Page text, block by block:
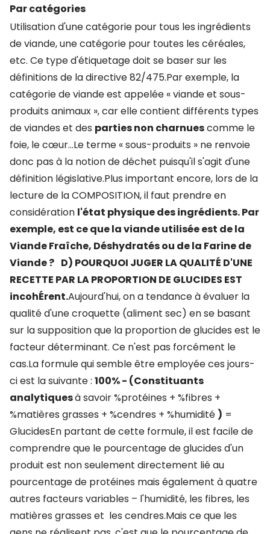
Par catégories
Utilisation d'une catégorie pour tous les ingrédients
de viande, une catégorie pour toutes les céréales,
etc. Ce type d'étiquetage doit se baser sur les
définitions de la directive 82/475.Par exemple, la
catégorie de viande est appelée « viande et sous-
produits animaux », car elle contient différents types
de viandes et des parties non charnuescomme le
foie, le cœur…Le terme « sous-produits » ne renvoie
donc pas à la notion de déchet puisqu'il s'agit d'une
définition législative.Plus important encore, lors de la
lecture de la COMPOSITION, il faut prendre en
considération l'état physique des ingrédients. Par
exemple, est ce que la viande utilisée est de la
Viande Fraîche, Déshydratés ou de la Farine de
Viande ? D) POURQUOI JUGER LA QUALITÉ D'UNE
RECETTE PAR LA PROPORTION DE GLUCIDES EST
incohÉrent.Aujourd'hui, on a tendance à évaluer la
qualité d'une croquette (aliment sec) en se basant
sur la supposition que la proportion de glucides est le
facteur déterminant. Ce n'est pas forcément le
cas.La formule qui semble être employée ces jours-
ci est la suivante : 100% - (Constituants
analytiquesà savoir %protéines + %fibres +
%matières grasses + %cendres + %humidité ) =
GlucidesEn partant de cette formule, il est facile de
comprendre que le pourcentage de glucides d'un
produit est non seulement directement lié au
pourcentage de protéines mais également à quatre
autres facteurs variables – l'humidité, les fibres, les
matières grasses et les cendres.Mais ce que les